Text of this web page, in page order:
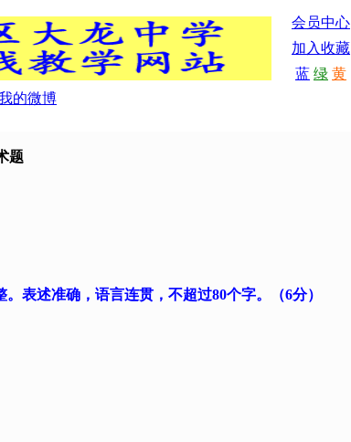
会员中心
加入收藏
蓝 绿 黄
的微博
题
表述准确，语言连贯，不超过80个字。（6分）